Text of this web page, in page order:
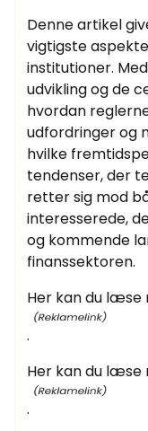
Denne artikel
vigtigste
institutioner.
udvikling og de
hvordan
udfordringer og
hvilke
tendenser, der
retter sig mod
interesserede,
og kommende
finanssektoren.
Her kan du læse
.
Her kan du læse
.